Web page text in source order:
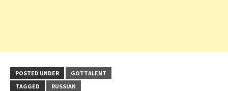
POSTED UNDER
GOTTALENT
TAGGED
RUSSIAN